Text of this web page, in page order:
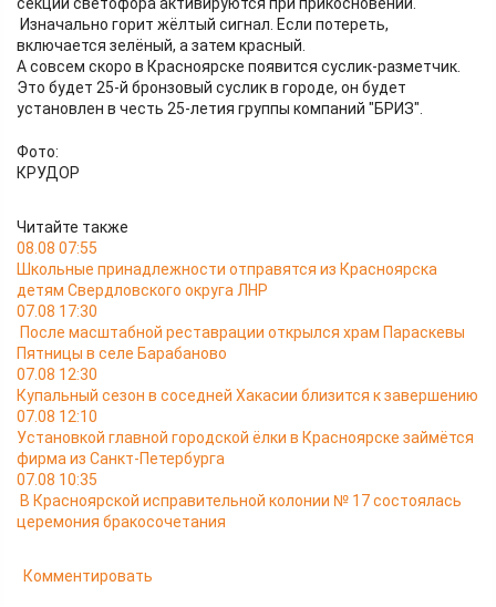
Изначально горит жёлтый сигнал. Если потереть,
включается зелёный, а затем красный.
А совсем скоро в Красноярске появится суслик-разметчик.
Это будет 25-й бронзовый суслик в городе, он будет
установлен в честь 25-летия группы компаний "БРИЗ".
Фото:
КРУДОР
Читайте также
08.08 07:55
Школьные принадлежности отправятся из Красноярска
детям Свердловского округа ЛНР
07.08 17:30
После масштабной реставрации открылся храм Параскевы
Пятницы в селе Барабаново
07.08 12:30
Купальный сезон в соседней Хакасии близится к завершению
07.08 12:10
Установкой главной городской ёлки в Красноярске займётся
фирма из Санкт-Петербурга
07.08 10:35
В Красноярской исправительной колонии № 17 состоялась
церемония бракосочетания
Комментировать